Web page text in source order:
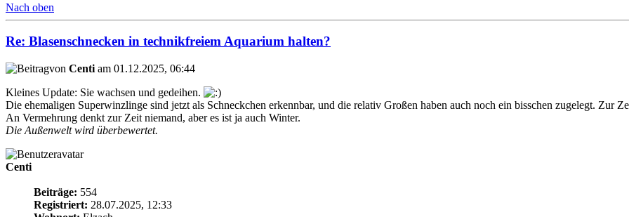
Nach oben
Re: Blasenschnecken in technikfreiem Aquarium halten?
von Centi am 01.12.2025, 06:44
Kleines Update: Sie wachsen und gedeihen.
Die ehemaligen Superwinzlinge sind jetzt als Schneckchen erkennbar, und die relativ Großen haben auch noch ein bisschen zugelegt. Zur
An Vermehrung denkt zur Zeit niemand, aber es ist ja auch Winter.
Die Außenwelt wird überbewertet.
Centi
Beiträge: 554
Registriert: 28.07.2025, 12:33